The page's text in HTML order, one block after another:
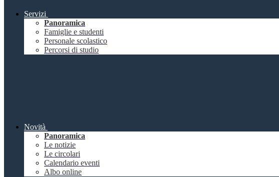
Servizi
Panoramica
Famiglie e studenti
Personale scolastico
Percorsi di studio
Novità
Panoramica
Le notizie
Le circolari
Calendario eventi
Albo online